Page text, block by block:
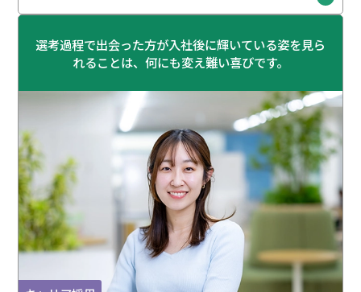
選考過程で出会った方が入社後に輝いている姿を見ら
れることは、何にも変え難い喜びです。